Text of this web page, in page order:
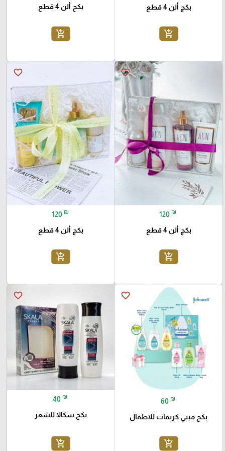
بكج ألن 4 قطع
add_shopping_cart
بكج ألن 4 قطع
add_shopping_cart
favorite_border
120 ₪
بكج ألن 4 قطع
add_shopping_cart
favorite_border
120 ₪
بكج ألن 4 قطع
add_shopping_cart
favorite_border
60 ₪
بكج ميني كريمات للاطفال
add_shopping_cart
favorite_border
40 ₪
بكج سكالا للشعر
add_shopping_cart